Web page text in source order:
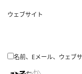
ウェブサイト
名前、Eメール、ウェブ